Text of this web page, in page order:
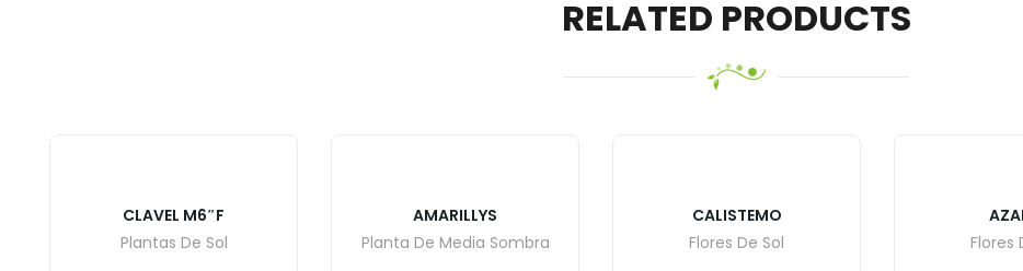
RELATED PRODUCTS
CLAVEL M6″F
Plantas De Sol
AMARILLYS
Planta De Media Sombra
CALISTEMO
Flores De Sol
Flores